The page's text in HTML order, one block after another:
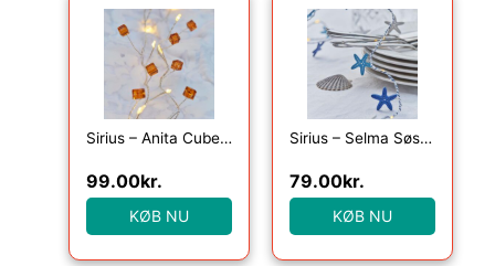
Sirius – Anita Cube, 20LED, Amber, 1,05+25cm
99.00kr.
KØB NU
Sirius – Selma Søstjerne, 20LED lyskæde, Blå, 2m+30cm
79.00kr.
KØB NU